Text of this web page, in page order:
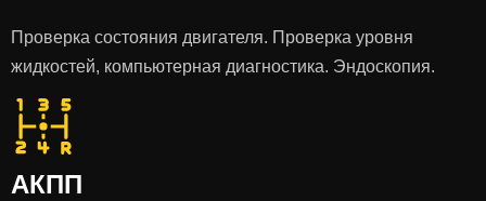
Проверка состояния двигателя. Проверка уровня
жидкостей, компьютерная диагностика. Эндоскопия.
АКПП